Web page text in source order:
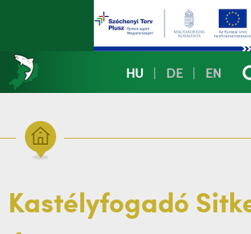
HU DE EN
Kastélyfogadó